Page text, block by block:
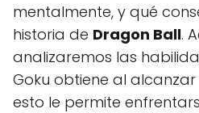
mentalmente, y qué
historia de Dragon Ball.
analizaremos las
Goku obtiene al alcanzar
esto le permite